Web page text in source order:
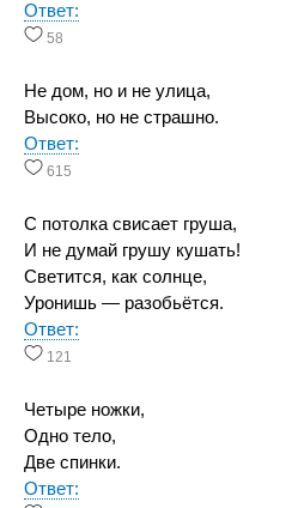
Ответ:
58
Не дом, но и не улица,
Высоко, но не страшно.
Ответ:
615
С потолка свисает груша,
И не думай грушу кушать!
Светится, как солнце,
Уронишь — разобьётся.
Ответ:
121
Четыре ножки,
Одно тело,
Две спинки.
Ответ: